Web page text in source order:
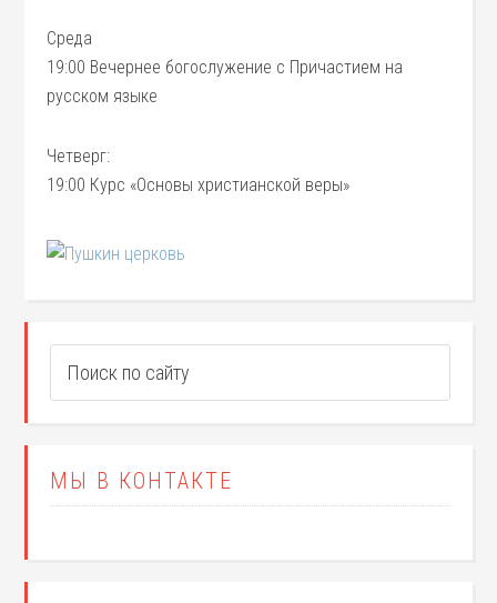
Среда
19:00 Вечернее богослужение с Причастием на
русском языке
Четверг:
19:00 Курс «Основы христианской веры»
МЫ В КОНТАКТЕ